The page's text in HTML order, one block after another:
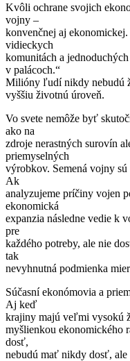
Kvôli ochrane svojich
vojny –
konvenčnej aj
vidieckych
komunitách a
v palácoch.“
Milióny ľudí nikdy nebudú
vyššiu životnú úroveň.
Vo svete nemôže byť
ako na
zdroje nerastných surovín
priemyselných
výrobkov. Semená vojny
Ak
analyzujeme príčiny vojen
ekonomická
expanzia následne vedie k
pre
každého potreby, ale nie
tak
nevyhnutná podmienka
Súčasní ekonómovia a
Aj keď
krajiny majú veľmi vysokú
myšlienkou ekonomického
dosť,
nebudú mať nikdy dosť,